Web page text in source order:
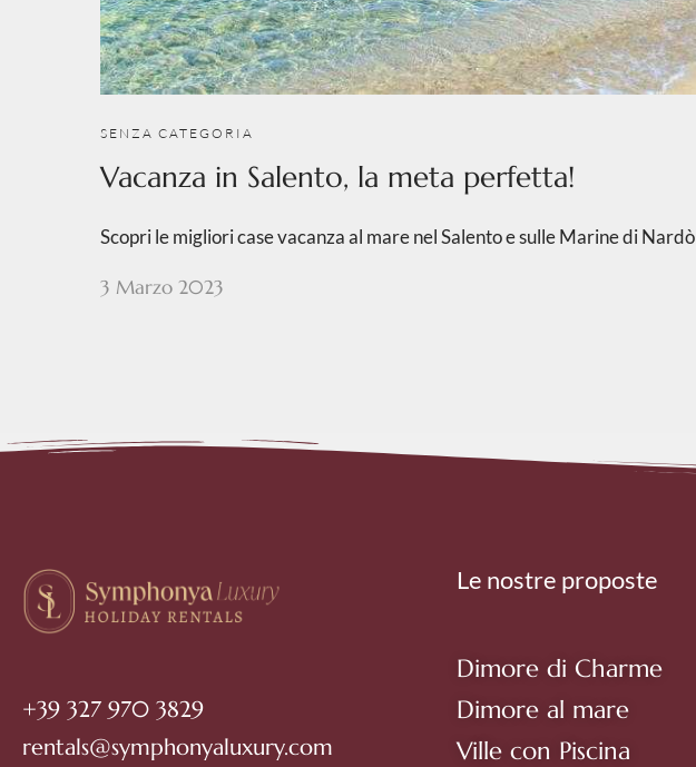
SENZA CATEGORIA
Vacanza in Salento, la meta perfetta!
Scopri le migliori case vacanza al mare nel Salento e sulle Marine di Nardò
3 Marzo 2023
+39 327 970 3829
rentals@symphonyaluxury.com
Le nostre proposte
Dimore di Charme
Dimore al mare
Ville con Piscina